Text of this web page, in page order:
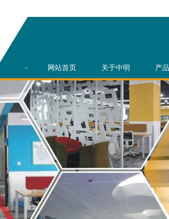
< 网站首页 关于中明 产